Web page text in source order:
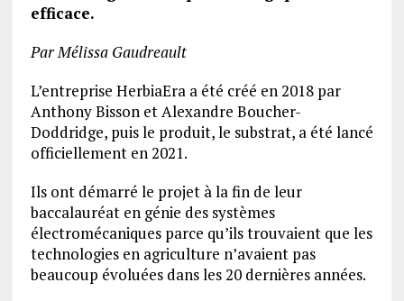
efficace.
Par Mélissa Gaudreault
L’entreprise HerbiaEra a été créé en 2018 par
Anthony Bisson et Alexandre Boucher-
Doddridge, puis le produit, le substrat, a été lancé
officiellement en 2021.
Ils ont démarré le projet à la fin de leur
baccalauréat en génie des systèmes
électromécaniques parce qu’ils trouvaient que les
technologies en agriculture n’avaient pas
beaucoup évoluées dans les 20 dernières années.